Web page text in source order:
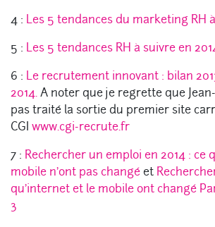
4 : Les 5 tendances du marketing RH
5 : Les 5 tendances RH à suivre en
6 : Le recrutement innovant : bilan
2014.A noter que je regrette que
pas traité la sortie du premier site
CGI www.cgi-recrute.fr
7 : Rechercher un emploi en 2014 : ce
mobile n’ont pas changé et
qu’internet et le mobile ont changé
3